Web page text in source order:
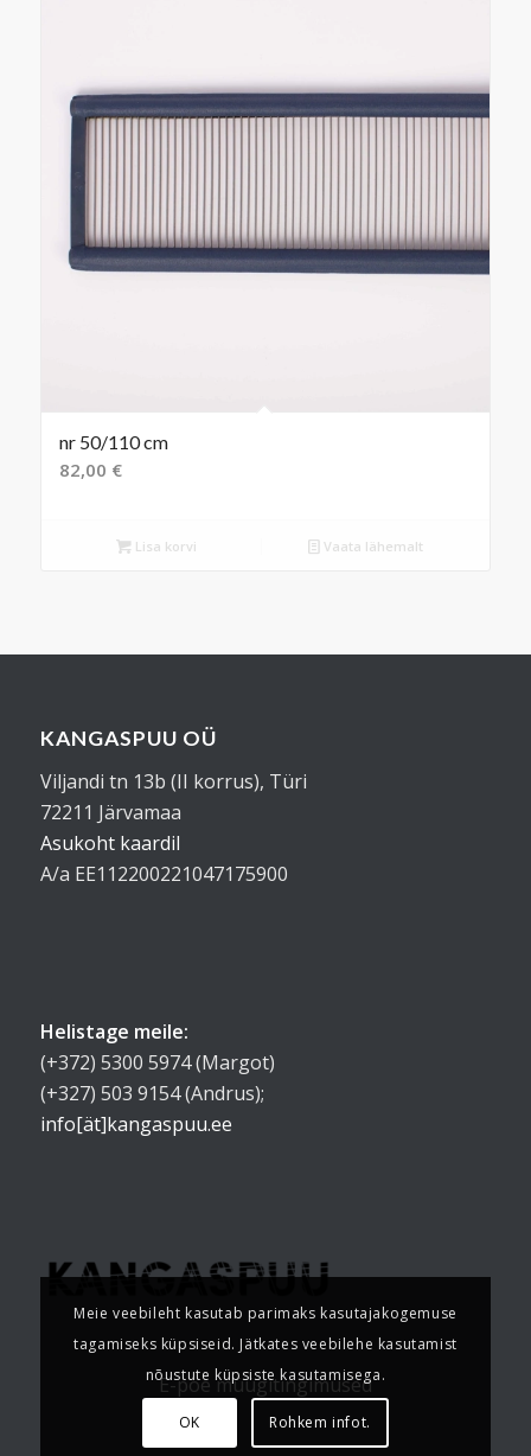
nr 50/110 cm
82,00 €
Lisa korvi Vaata lähemalt
KANGASPUU OÜ
Viljandi tn 13b (II korrus), Türi
72211 Järvamaa
Asukoht kaardil
A/a EE112200221047175900
Helistage meile:
(+372) 5300 5974 (Margot)
(+327) 503 9154 (Andrus);
info[ät]kangaspuu.ee
E-poe müügitingimused
Meie veebileht kasutab parimaks kasutajakogemuse
tagamiseks küpsiseid. Jätkates veebilehe kasutamist
nõustute küpsiste kasutamisega.
OK Rohkem infot.